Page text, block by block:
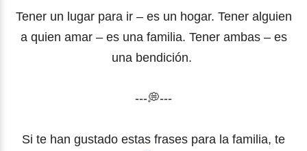
Tener un lugar para ir – es un hogar. Tener alguien
a quien amar – es una familia. Tener ambas – es
una bendición.
---💭---
Si te han gustado estas frases para la familia, te